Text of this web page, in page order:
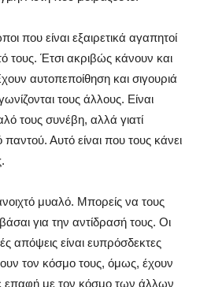
που είναι εξαιρετικά αγαπητοί
τους. Έτσι ακριβώς κάνουν και
αυτοπεποίθηση και σιγουριά
τους άλλους. Είναι
τους συνέβη, αλλά γιατί
Αυτό είναι που τους κάνει
μυαλό. Μπορείς να τους
για την αντίδρασή τους. Οι
απόψεις είναι ευπρόσδεκτες
τον κόσμο τους, όμως, έχουν
επαφή με τον κόσμο των άλλων